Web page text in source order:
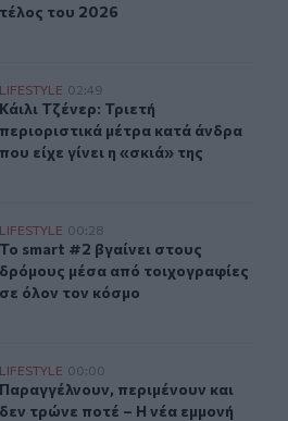
τέλος του 2026
περιοριστικά μέτρα κατά άνδρα
LIFESTYLE 02:49
Κάιλι Τζένερ: Τριετή περιοριστικά
Κάιλι Τζένερ: Τριετή
περιοριστικά μέτρα κατά άνδρα
που είχε γίνει η «σκιά» της
δρόμους μέσα από
LIFESTYLE 00:28
Το smart #2 βγαίνει στους
Το smart #2 βγαίνει στους
δρόμους μέσα από τοιχογραφίες
σε όλον τον κόσμο
και δεν τρώνε ποτέ – Η νέα
LIFESTYLE 00:00
Παραγγέλνουν, περιμένουν και
Παραγγέλνουν, περιμένουν και
δεν τρώνε ποτέ – Η νέα εμμονή